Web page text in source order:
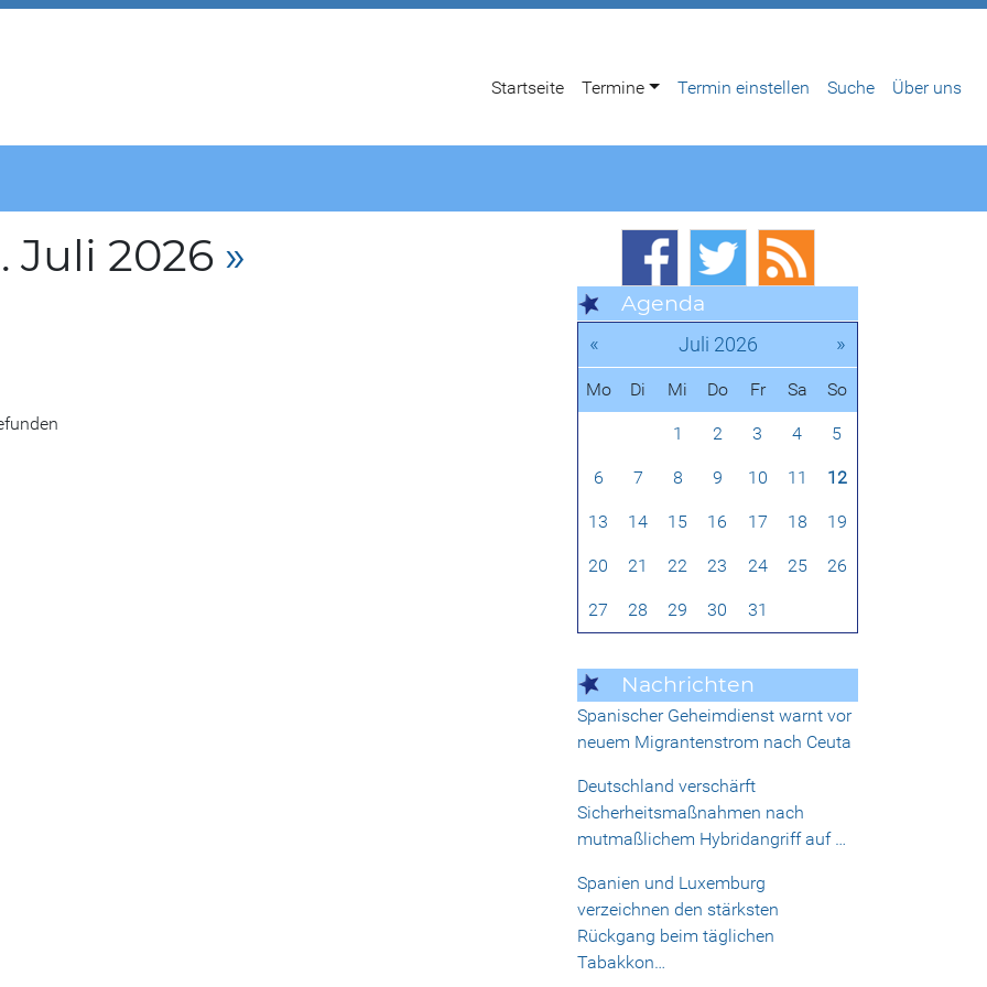
Startseite Termine Termin einstellen Suche Über uns
Juli 2026 »
Agenda
« Juli 2026 »
Mo Di Mi Do Fr Sa So
1 2 3 4 5
6 7 8 9 10 11 12
13 14 15 16 17 18 19
20 21 22 23 24 25 26
27 28 29 30 31
Nachrichten
Spanischer Geheimdienst warnt vor
neuem Migrantenstrom nach Ceuta
Deutschland verschärft
Sicherheitsmaßnahmen nach
mutmaßlichem Hybridangriff auf …
Spanien und Luxemburg
verzeichnen den stärksten
Rückgang beim täglichen
Tabakkon…